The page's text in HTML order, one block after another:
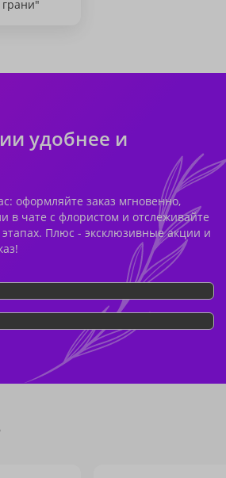
удобнее и
оформляйте заказ мгновенно,
в чате с флористом и отслеживайте
этапах. Плюс - эксклюзивные акции и